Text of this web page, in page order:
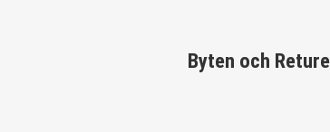
Byten och